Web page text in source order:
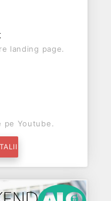
landing page.
pe Youtube.